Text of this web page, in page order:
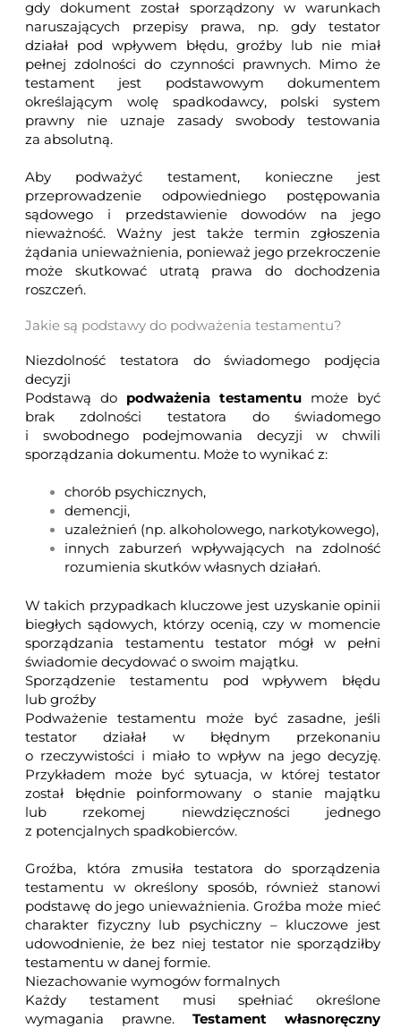
gdy dokument został sporządzony w warunkach
naruszających przepisy prawa, np. gdy testator
działał pod wpływem błędu, groźby lub nie miał
pełnej zdolności do czynności prawnych. Mimo że
testament jest podstawowym dokumentem
określającym wolę spadkodawcy, polski system
prawny nie uznaje zasady swobody testowania
za absolutną.
Aby podważyć testament, konieczne jest
przeprowadzenie odpowiedniego postępowania
sądowego i przedstawienie dowodów na jego
nieważność. Ważny jest także termin zgłoszenia
żądania unieważnienia, ponieważ jego przekroczenie
może skutkować utratą prawa do dochodzenia
roszczeń.
Jakie są podstawy do podważenia testamentu?
Niezdolność testatora do świadomego podjęcia
decyzji
Podstawą do podważenia testamentu może być
brak zdolności testatora do świadomego
i swobodnego podejmowania decyzji w chwili
sporządzania dokumentu. Może to wynikać z:
chorób psychicznych,
demencji,
uzależnień (np. alkoholowego, narkotykowego),
innych zaburzeń wpływających na zdolność
rozumienia skutków własnych działań.
W takich przypadkach kluczowe jest uzyskanie opinii
biegłych sądowych, którzy ocenią, czy w momencie
sporządzania testamentu testator mógł w pełni
świadomie decydować o swoim majątku.
Sporządzenie testamentu pod wpływem błędu
lub groźby
Podważenie testamentu może być zasadne, jeśli
testator działał w błędnym przekonaniu
o rzeczywistości i miało to wpływ na jego decyzję.
Przykładem może być sytuacja, w której testator
został błędnie poinformowany o stanie majątku
lub rzekomej niewdzięczności jednego
z potencjalnych spadkobierców.
Groźba, która zmusiła testatora do sporządzenia
testamentu w określony sposób, również stanowi
podstawę do jego unieważnienia. Groźba może mieć
charakter fizyczny lub psychiczny – kluczowe jest
udowodnienie, że bez niej testator nie sporządziłby
testamentu w danej formie.
Niezachowanie wymogów formalnych
Każdy testament musi spełniać określone
wymagania prawne.Testament własnoręczny